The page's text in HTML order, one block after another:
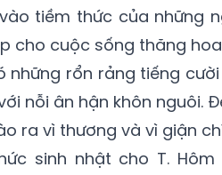
tiềm thức của những
cho cuộc sống thăng
những rổn rảng tiếng
nỗi ân hận khôn nguôi.
ra vì thương và vì giận
sinh nhật cho T.